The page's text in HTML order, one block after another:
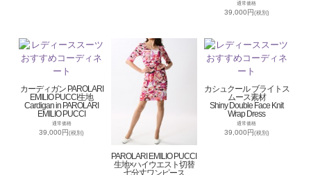
通常価格
39,000円(税別)
カーディガン PAROLARI
EMILIO PUCCI生地
Cardigan in PAROLARI
EMILIO PUCCI
通常価格
39,000円(税別)
PAROLARI EMILIO PUCCI
生地×ハイウエスト切替
七分丈ワンピース
カシュクール ブライトス
ムース素材
Shiny Double Face Knit
Wrap Dress
通常価格
39,000円(税別)